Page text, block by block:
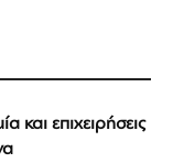
και επιχειρήσεις